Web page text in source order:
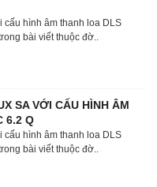
cấu hình âm thanh loa DLS
bài viết thuộc đờ..
SA VỚI CẤU HÌNH ÂM
6.2 Q
cấu hình âm thanh loa DLS
bài viết thuộc đờ..